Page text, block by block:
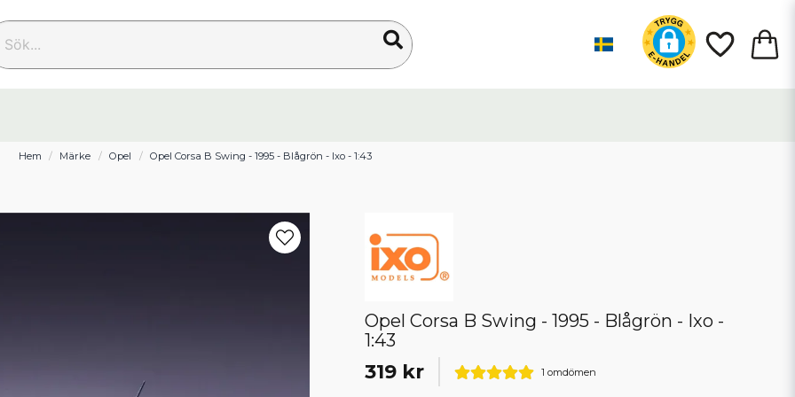
Hem Märke Opel Opel Corsa B Swing - 1995 - Blågrön - Ixo - 1:43
Opel Corsa B Swing - 1995 - Blågrön - Ixo -
1:43
319 kr 1 omdömen